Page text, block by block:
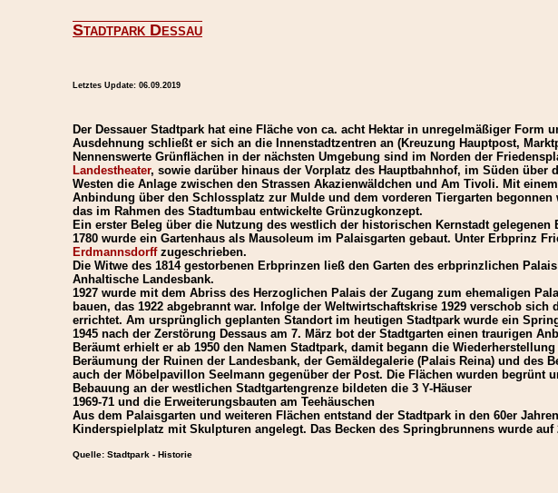
Stadtpark Dessau
Letztes Update: 06.09.2019
Der Dessauer Stadtpark hat eine Fläche von ca. acht Hektar in unregelmäßiger
Ausdehnung schließt er sich an die Innenstadtzentren an (Kreuzung Hauptpost,
Nennenswerte Grünflächen in der nächsten Umgebung sind im Norden der
Landestheater, sowie darüber hinaus der Vorplatz des Hauptbahnhof, im Süden
Westen die Anlage zwischen den Strassen Akazienwäldchen und Am Tivoli. Mit
Anbindung über den Schlossplatz zur Mulde und dem vorderen Tiergarten
das im Rahmen des Stadtumbau entwickelte Grünzugkonzept.
Ein erster Beleg über die Nutzung des westlich der historischen Kernstadt gelegenen
1780 wurde ein Gartenhaus als Mausoleum im Palaisgarten gebaut. Unter Erbprinz
Erdmannsdorffzugeschrieben.
Die Witwe des 1814 gestorbenen Erbprinzen ließ den Garten des erbprinzlichen
Anhaltische Landesbank.
1927 wurde mit dem Abriss des Herzoglichen Palais der Zugang zum ehemaligen
bauen, das 1922 abgebrannt war. Infolge der Weltwirtschaftskrise 1929 verschob
errichtet. Am ursprünglich geplanten Standort im heutigen Stadtpark wurde ein
1945 nach der Zerstörung Dessaus am 7. März bot der Stadtgarten einen traurigen
Beräumt erhielt er ab 1950 den Namen Stadtpark, damit begann die
Beräumung der Ruinen der Landesbank, der Gemäldegalerie (Palais Reina) und
auch der Möbelpavillon Seelmann gegenüber der Post. Die Flächen wurden
Bebauung an der westlichen Stadtgartengrenze bildeten die 3 Y-Häuser
1969-71 und die Erweiterungsbauten am Teehäuschen
Aus dem Palaisgarten und weiteren Flächen entstand der Stadtpark in den 60er
Kinderspielplatz mit Skulpturen angelegt. Das Becken des Springbrunnens wurde
Quelle: Stadtpark - Historie